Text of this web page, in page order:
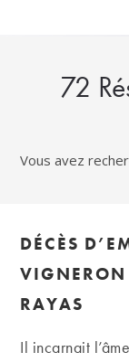
72
Vous avez
DÉCÈS
VIGNERON
RAYAS
Il incarnait